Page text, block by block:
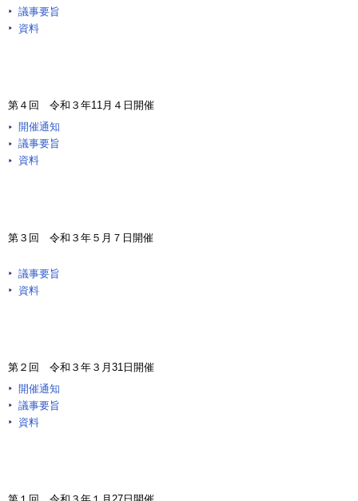
議事要旨
資料
第４回 令和３年11月４日開催
開催通知
議事要旨
資料
第３回 令和３年５月７日開催
議事要旨
資料
第２回 令和３年３月31日開催
開催通知
議事要旨
資料